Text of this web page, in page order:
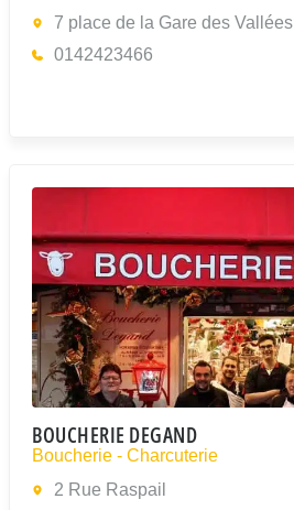
7 place de la Gare des Vallées
0142423466
BOUCHERIE DEGAND
Boucherie - Charcuterie
2 Rue Raspail